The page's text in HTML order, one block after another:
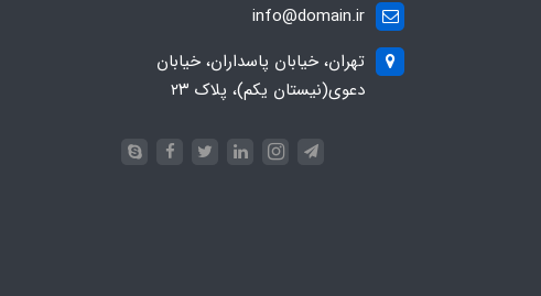
info@domain.ir
تهران، خیابان پاسداران، خیابان
دعوی(نیستان یکم)، پلاک ۲۳